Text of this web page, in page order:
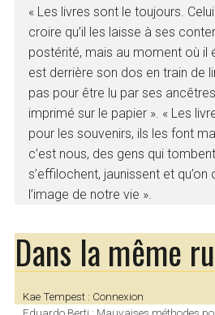
« Les livres sont le toujours.
croire qu’il les laisse à ses
postérité, mais au moment où il
est derrière son dos en train de
pas pour être lu par ses
imprimé sur le papier ». « Les
pour les souvenirs, ils les font
c’est nous, des gens qui
s’effilochent, jaunissent et
l’image de notre vie ».
Dans la même
Kae Tempest : Connexion